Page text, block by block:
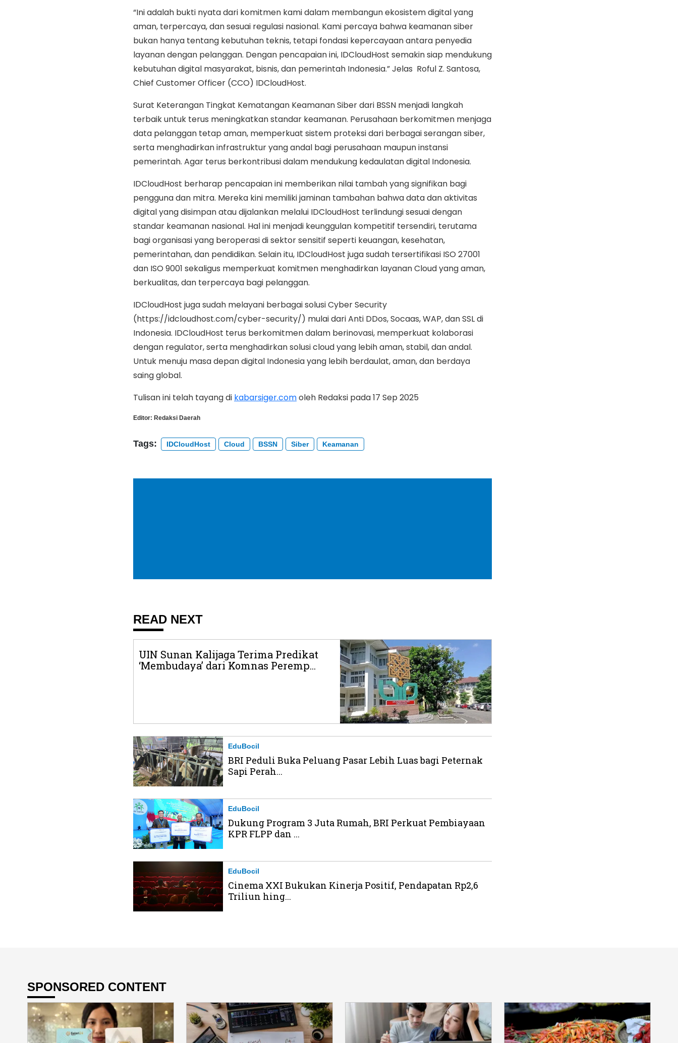
“Ini adalah bukti nyata dari komitmen kami dalam membangun ekosistem digital yang
aman, terpercaya, dan sesuai regulasi nasional. Kami percaya bahwa keamanan siber
bukan hanya tentang kebutuhan teknis, tetapi fondasi kepercayaan antara penyedia
layanan dengan pelanggan. Dengan pencapaian ini, IDCloudHost semakin siap mendukung
kebutuhan digital masyarakat, bisnis, dan pemerintah Indonesia.” Jelas Roful Z. Santosa,
Chief Customer Officer (CCO) IDCloudHost.
Surat Keterangan Tingkat Kematangan Keamanan Siber dari BSSN menjadi langkah
terbaik untuk terus meningkatkan standar keamanan. Perusahaan berkomitmen menjaga
data pelanggan tetap aman, memperkuat sistem proteksi dari berbagai serangan siber,
serta menghadirkan infrastruktur yang andal bagi perusahaan maupun instansi
pemerintah. Agar terus berkontribusi dalam mendukung kedaulatan digital Indonesia.
IDCloudHost berharap pencapaian ini memberikan nilai tambah yang signifikan bagi
pengguna dan mitra. Mereka kini memiliki jaminan tambahan bahwa data dan aktivitas
digital yang disimpan atau dijalankan melalui IDCloudHost terlindungi sesuai dengan
standar keamanan nasional. Hal ini menjadi keunggulan kompetitif tersendiri, terutama
bagi organisasi yang beroperasi di sektor sensitif seperti keuangan, kesehatan,
pemerintahan, dan pendidikan. Selain itu, IDCloudHost juga sudah tersertifikasi ISO 27001
dan ISO 9001 sekaligus memperkuat komitmen menghadirkan layanan Cloud yang aman,
berkualitas, dan terpercaya bagi pelanggan.
IDCloudHost juga sudah melayani berbagai solusi Cyber Security
(https://idcloudhost.com/cyber-security/) mulai dari Anti DDos, Socaas, WAP, dan SSL di
Indonesia. IDCloudHost terus berkomitmen dalam berinovasi, memperkuat kolaborasi
dengan regulator, serta menghadirkan solusi cloud yang lebih aman, stabil, dan andal.
Untuk menuju masa depan digital Indonesia yang lebih berdaulat, aman, dan berdaya
saing global.
Tulisan ini telah tayang di kabarsiger.comoleh Redaksi pada 17 Sep 2025
Editor: Redaksi Daerah
Tags: IDCloudHost Cloud BSSN Siber Keamanan
READ NEXT
UIN Sunan Kalijaga Terima Predikat
‘Membudaya’ dari Komnas Peremp...
EduBocil
BRI Peduli Buka Peluang Pasar Lebih Luas bagi Peternak
Sapi Perah...
EduBocil
Dukung Program 3 Juta Rumah, BRI Perkuat Pembiayaan
KPR FLPP dan ...
EduBocil
Cinema XXI Bukukan Kinerja Positif, Pendapatan Rp2,6
Triliun hing...
SPONSORED CONTENT